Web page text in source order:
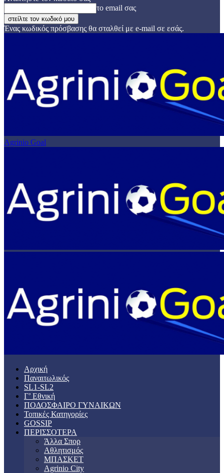
το email σας
Ένας κωδικός πρόσβασης θα σταλθεί με e-mail σε εσάς.
Agrinio Goal
Αρχική
Παναιτωλικός
SL1-SL2
Γ’ Εθνική
ΠΟΔΟΣΦΑΙΡΟ ΓΥΝΑΙΚΩΝ
Τοπικές Κατηγορίες
GOSSIP
ΠΕΡΙΣΣΟΤΕΡΑ
Άλλα Σπορ
Αθλητισμός
ΜΠΑΣΚΕΤ
Agrinio City